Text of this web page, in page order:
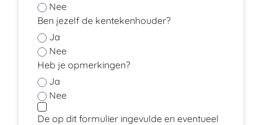
Nee
Ben jezelf de kentekenhouder?
Ja
Nee
Heb je opmerkingen?
Ja
Nee
De op dit formulier ingevulde en eventueel